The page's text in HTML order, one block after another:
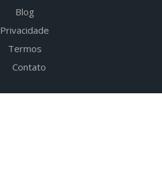
Blog
Privacidade
Termos
Contato